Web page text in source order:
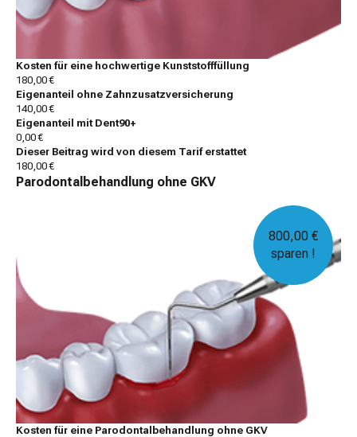
Kosten für eine hochwertige Kunststofffüllung
180,00 €
Eigenanteil ohne Zahnzusatzversicherung
140,00 €
Eigenanteil mit Dent90+
0,00 €
Dieser Beitrag wird von diesem Tarif erstattet
180,00 €
Parodontalbehandlung ohne GKV
800,00 €
sparen !
Kosten für eine Parodontalbehandlung ohne GKV